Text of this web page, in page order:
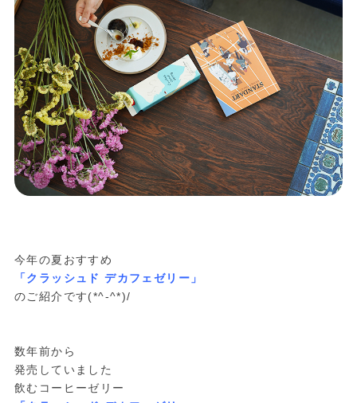
今年の夏おすすめ
「クラッシュド デカフェゼリー」
のご紹介です(*^-^*)/
数年前から
発売していました
飲むコーヒーゼリー